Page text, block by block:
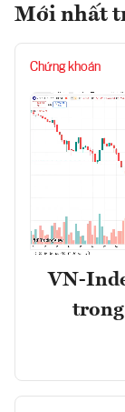
Mới nhất
Chứng khoán
VN-
trong